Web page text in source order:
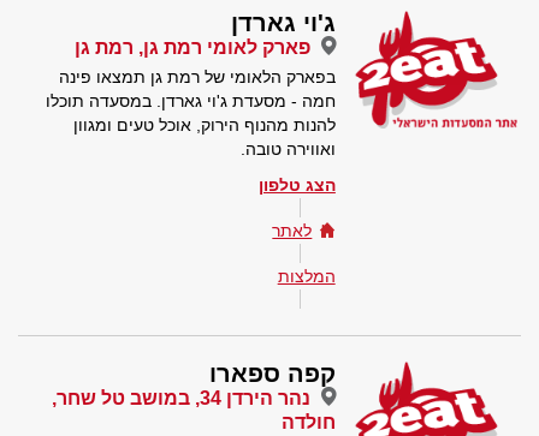
ג'וי גארדן
פארק לאומי רמת גן, רמת גן
בפארק הלאומי של רמת גן תמצאו פינה
חמה - מסעדת ג'וי גארדן. במסעדה תוכלו
להנות מהנוף הירוק, אוכל טעים ומגוון
ואווירה טובה.
הצג טלפון
לאתר
המלצות
קפה ספארו
נהר הירדן 34, במושב טל שחר,
חולדה